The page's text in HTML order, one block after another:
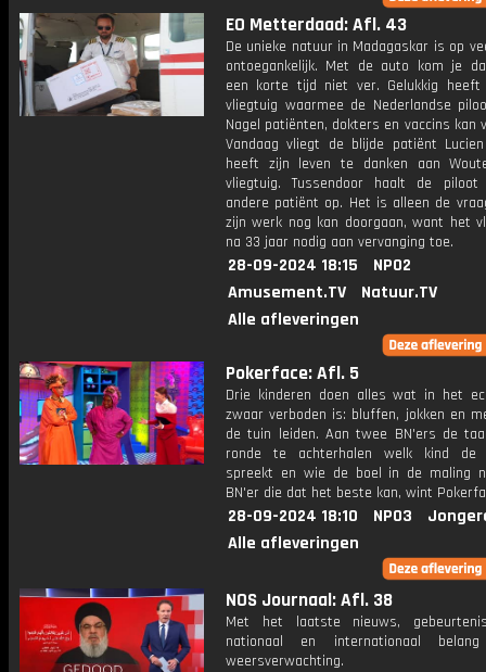
EO Metterdaad: Afl. 43
De unieke natuur in Madagaskar is op
ontoegankelijk. Met de auto kom je
een korte tijd niet ver. Gelukkig heeft
vliegtuig waarmee de Nederlandse
Nagel patiënten, dokters en vaccins kan
Vandaag vliegt de blijde patiënt
heeft zijn leven te danken aan
vliegtuig. Tussendoor haalt de
andere patiënt op. Het is alleen de
zijn werk nog kan doorgaan, want het
na 33 jaar nodig aan vervanging toe.
28-09-2024 18:15
NPO2
Amusement.TV
Natuur.TV
Alle afleveringen
Pokerface: Afl. 5
Drie kinderen doen alles wat in het
zwaar verboden is: bluffen, jokken en
de tuin leiden. Aan twee BN'ers de
ronde te achterhalen welk kind de
spreekt en wie de boel in de maling
BN'er die dat het beste kan, wint
28-09-2024 18:10 NPO3
Alle afleveringen
NOS Journaal: Afl. 38
Met het laatste nieuws,
nationaal en internationaal
weersverwachting.